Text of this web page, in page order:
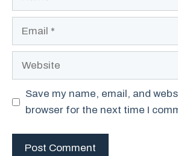
Website
Save my name, email, and
browser for the next time I